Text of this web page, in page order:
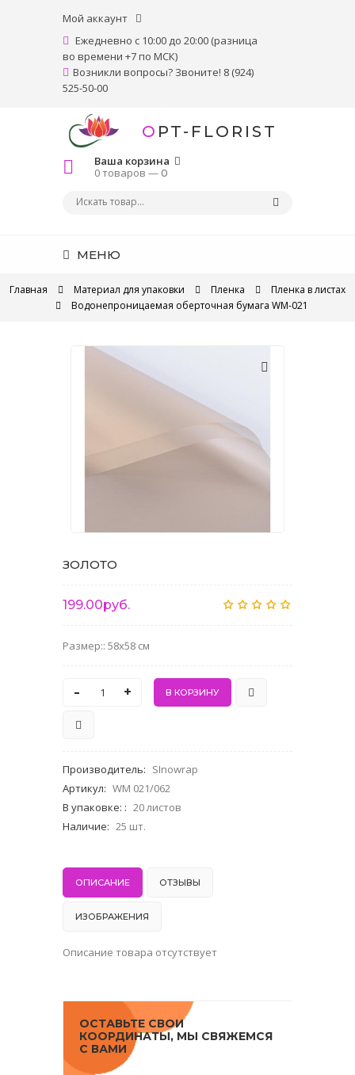
Мой аккаунт
Ежедневно с 10:00 до 20:00 (разница
во времени +7 по МСК)
Возникли вопросы? Звоните! 8 (924)
525-50-00
OPT-FLORIST
Ваша корзина
0 товаров —0
МЕНЮ
Главная Материал для упаковки Пленка
Пленка в листах
Водонепроницаемая оберточная бумага WM-021
ЗОЛОТО
199.00руб.
Размер:: 58x58 см
- +
Производитель: SInowrap
Артикул: WM 021/062
В упаковке: : 20 листов
Наличие: 25 шт.
ОПИСАНИЕ ОТЗЫВЫ
ИЗОБРАЖЕНИЯ
Описание товара отсутствует
ОСТАВЬТЕ СВОИ
КООРДИНАТЫ, МЫ СВЯЖЕМСЯ
С ВАМИ